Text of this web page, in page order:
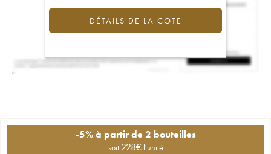
DÉTAILS DE LA COTE
-5% à partir de 2 bouteilles
soit 228€ l'unité